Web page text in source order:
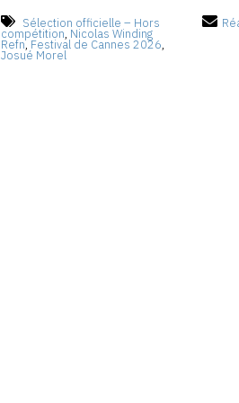
Sélection officielle – Hors
compétition, Nicolas Winding
Refn, Festival de Cannes 2026,
Josué Morel